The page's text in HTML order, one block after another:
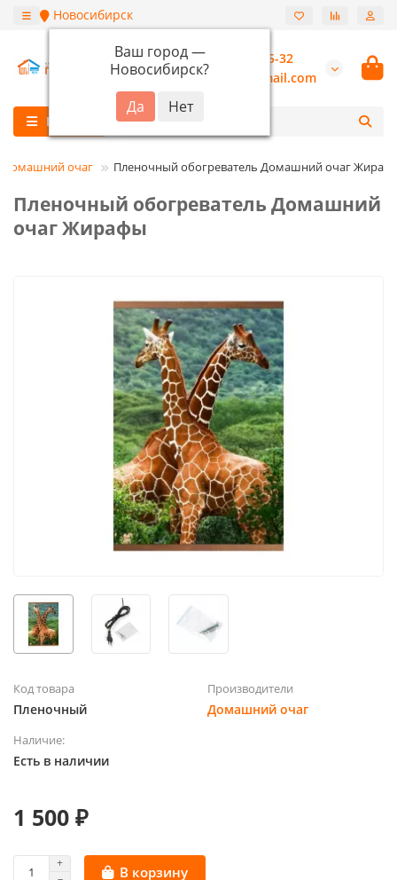
Новосибирск
Ваш город —
Новосибирск?
+7 (913) 987-55-32
burannsk@gmail.com
Каталог
Домашний очаг Пленочный обогреватель Домашний очаг
Пленочный обогреватель Домашний
очаг Жирафы
Код товара
Пленочный
Производители
Домашний очаг
Наличие:
Есть в наличии
1 500 ₽
В корзину